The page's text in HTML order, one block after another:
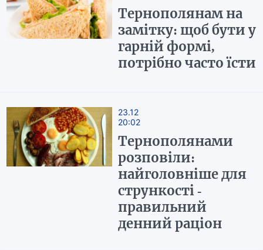
Тернополянам на
замітку: щоб бути у
гарній формі,
потрібно часто їсти
23.12
20:02
Тернополянами
розповіли:
найголовніше для
стрункості -
правильний
денний раціон